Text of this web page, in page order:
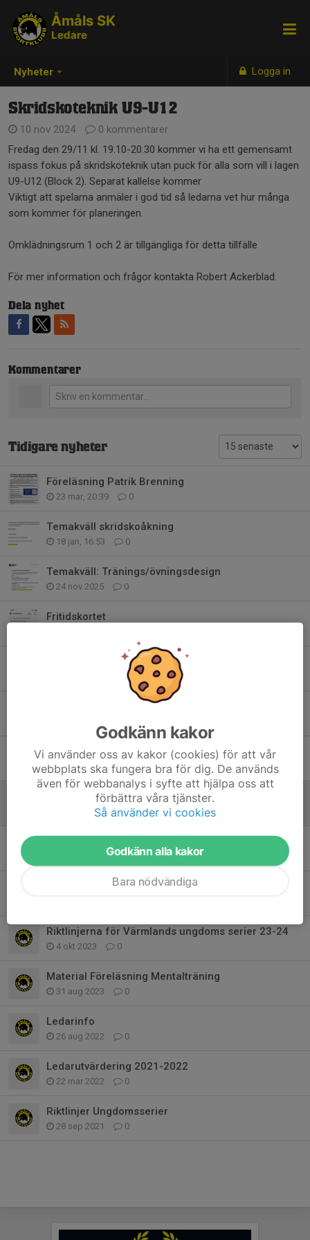
Nyheter Logga in
Åmåls SK
Ledare
Skridskoteknik U9-U12
10 nov 2024
0 kommentarer
Fredag den 29/11 kl. 19.10-20.30 kommer vi ha ett gemensamt
ispass fokus på skridskoteknik utan puck för alla som vill i lagen
U9-U12 (Block 2). Separat kallelse kommer
Viktigt att spelarna anmäler i god tid så ledarna vet hur många
som kommer för planeringen.
Omklädningsrum 1 och 2 är tillgängliga för detta tillfälle
För mer information och frågor kontakta Robert Ackerblad.
Dela nyhet
Kommentarer
Tidigare nyheter
Föreläsning Patrik Brenning
23 mar, 20:39 0
Temakväll skridskoåkning
18 jan, 16:53 0
Temakväll: Tränings/övningsdesign
24 nov 2025 0
Fritidskortet
Kostföreläsning 25 augusti 18.00
19 jan 2025 0
Skridskoteknik U9-U12
10 nov 2024 0
0
Riktlinjerna för Värmlands ungdoms serier 23-24
4 okt 2023 0
Material Föreläsning Mentalträning
31 aug 2023 0
Ledarinfo
26 aug 2022 0
Ledarutvärdering 2021-2022
22 mar 2022 0
Riktlinjer Ungdomsserier
28 sep 2021 0
Godkänn kakor
Vi använder oss av kakor (cookies) för att vår
webbplats ska fungera bra för dig. De används
även för webbanalys i syfte att hjälpa oss att
förbättra våra tjänster.
Så använder vi cookies
Godkänn alla kakor
Bara nödvändiga